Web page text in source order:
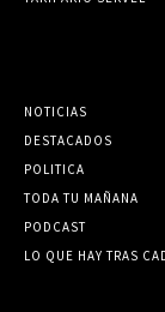
NOTICIAS
DESTACADOS
POLITICA
TODA TU MAÑANA
PODCAST
LO QUE HAY TRAS